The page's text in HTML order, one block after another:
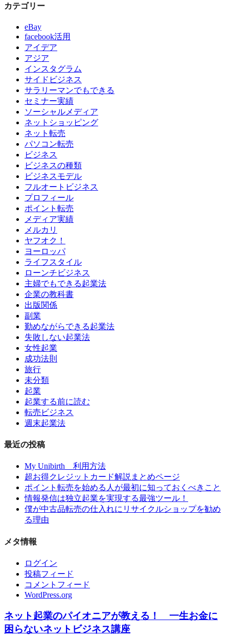
カテゴリー
eBay
facebook活用
アイデア
アジア
インスタグラム
サイドビジネス
サラリーマンでもできる
セミナー実績
ソーシャルメディア
ネットショッピング
ネット転売
パソコン転売
ビジネス
ビジネスの種類
ビジネスモデル
フルオートビジネス
プロフィール
ポイント転売
メディア実績
メルカリ
ヤフオク！
ヨーロッパ
ライフスタイル
ローンチビジネス
主婦でもできる起業法
企業の教科書
出版関係
副業
勤めながらできる起業法
失敗しない起業法
女性起業
成功法則
旅行
未分類
起業
起業する前に読む
転売ビジネス
週末起業法
最近の投稿
My Unibirth 利用方法
超お得クレジットカード解説まとめページ
ポイント転売を始める人が最初に知っておくべきこと
情報発信は独立起業を実現する最強ツール！
僕が中古品転売の仕入れにリサイクルショップを勧め
る理由
メタ情報
ログイン
投稿フィード
コメントフィード
WordPress.org
ネット起業のパイオニアが教える！ 一生お金に
困らないネットビジネス講座